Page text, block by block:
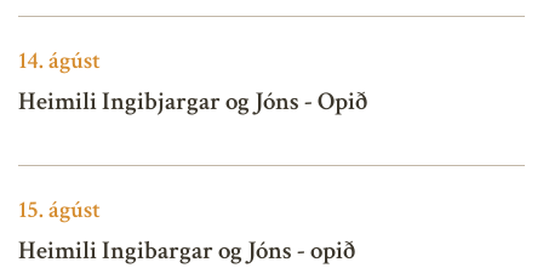
14.ágúst
Heimili Ingibjargar og Jóns - Opið
15.ágúst
Heimili Ingibargar og Jóns - opið